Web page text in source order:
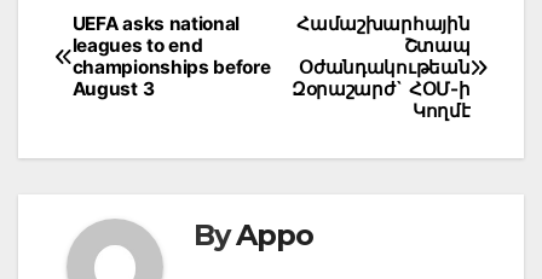
Post
navigation
Համաշխարհային
Շտապ
Օժանդակութեան
Զօրաշարժ` ՀՕՄ-ի
Կողմէ
UEFA asks national
leagues to end
championships before
August 3
ByAppo